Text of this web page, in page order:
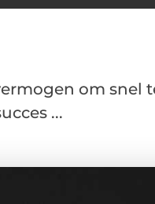
om snel
...